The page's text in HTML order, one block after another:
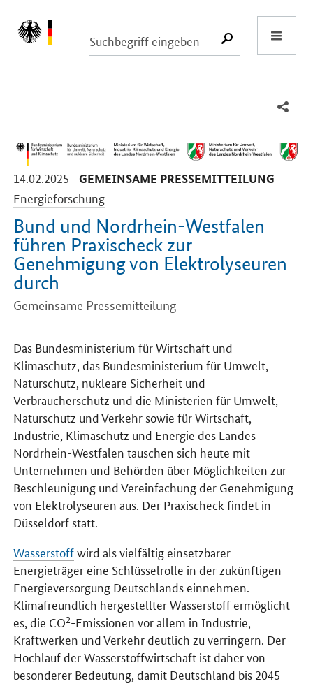
SUCHE
14.02.2025 -
GEMEINSAME PRESSEMITTEILUNG
Energieforschung
Bund und Nordrhein-Westfalen
führen Praxischeck zur
Genehmigung von Elektrolyseuren
durch
Gemeinsame Pressemitteilung
Das Bundesministerium für Wirtschaft und
Klimaschutz, das Bundesministerium für Umwelt,
Naturschutz, nukleare Sicherheit und
Verbraucherschutz und die Ministerien für Umwelt,
Naturschutz und Verkehr sowie für Wirtschaft,
Industrie, Klimaschutz und Energie des Landes
Nordrhein-Westfalen tauschen sich heute mit
Unternehmen und Behörden über Möglichkeiten zur
Beschleunigung und Vereinfachung der Genehmigung
von Elektrolyseuren aus. Der Praxischeck findet in
Düsseldorf statt.
Wasserstoffwird als vielfältig einsetzbarer
Energieträger eine Schlüsselrolle in der zukünftigen
Energieversorgung Deutschlands einnehmen.
Klimafreundlich hergestellter Wasserstoff ermöglicht
es, die CO2-Emissionen vor allem in Industrie,
Kraftwerken und Verkehr deutlich zu verringern. Der
Hochlauf der Wasserstoffwirtschaft ist daher von
besonderer Bedeutung, damit Deutschland bis 2045